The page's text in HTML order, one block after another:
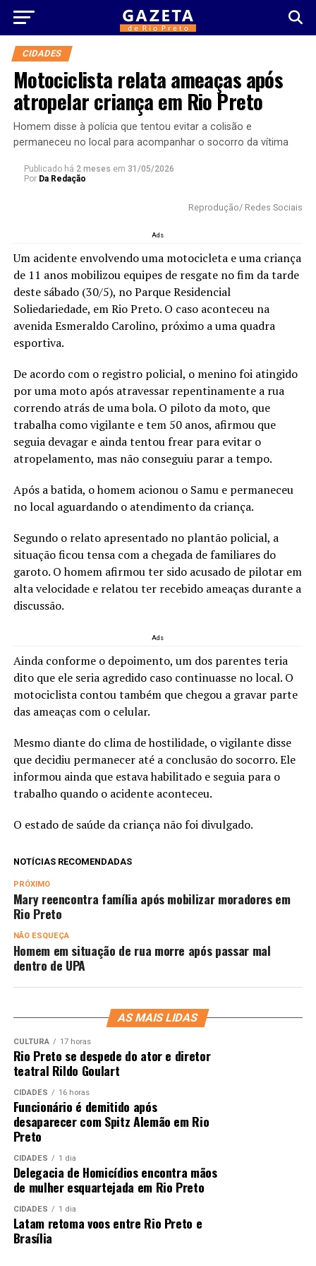
CIDADES
Motociclista relata ameaças após
atropelar criança em Rio Preto
Homem disse à polícia que tentou evitar a colisão e
permaneceu no local para acompanhar o socorro da vítima
Publicado há 2 meses em 31/05/2026
Por Da Redação
Reprodução/ Redes Sociais
Ads
Um acidente envolvendo uma motocicleta e uma criança
de 11 anos mobilizou equipes de resgate no fim da tarde
deste sábado (30/5), no Parque Residencial
Soliedariedade, em Rio Preto. O caso aconteceu na
avenida Esmeraldo Carolino, próximo a uma quadra
esportiva.
De acordo com o registro policial, o menino foi atingido
por uma moto após atravessar repentinamente a rua
correndo atrás de uma bola. O piloto da moto, que
trabalha como vigilante e tem 50 anos, afirmou que
seguia devagar e ainda tentou frear para evitar o
atropelamento, mas não conseguiu parar a tempo.
Após a batida, o homem acionou o Samu e permaneceu
no local aguardando o atendimento da criança.
Segundo o relato apresentado no plantão policial, a
situação ficou tensa com a chegada de familiares do
garoto. O homem afirmou ter sido acusado de pilotar em
alta velocidade e relatou ter recebido ameaças durante a
discussão.
Ads
Ainda conforme o depoimento, um dos parentes teria
dito que ele seria agredido caso continuasse no local. O
motociclista contou também que chegou a gravar parte
das ameaças com o celular.
Mesmo diante do clima de hostilidade, o vigilante disse
que decidiu permanecer até a conclusão do socorro. Ele
informou ainda que estava habilitado e seguia para o
trabalho quando o acidente aconteceu.
O estado de saúde da criança não foi divulgado.
NOTÍCIAS RECOMENDADAS
PRÓXIMO
Mary reencontra família após mobilizar moradores em
Rio Preto
NÃO ESQUEÇA
Homem em situação de rua morre após passar mal
dentro de UPA
AS MAIS LIDAS
CULTURA 17 horas
Rio Preto se despede do ator e diretor
teatral Rildo Goulart
CIDADES 16 horas
Funcionário é demitido após
desaparecer com Spitz Alemão em Rio
Preto
CIDADES 1 dia
Delegacia de Homicídios encontra mãos
de mulher esquartejada em Rio Preto
CIDADES 1 dia
Latam retoma voos entre Rio Preto e
Brasília